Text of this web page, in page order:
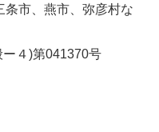
条市、燕市、弥彦村な
４)第041370号